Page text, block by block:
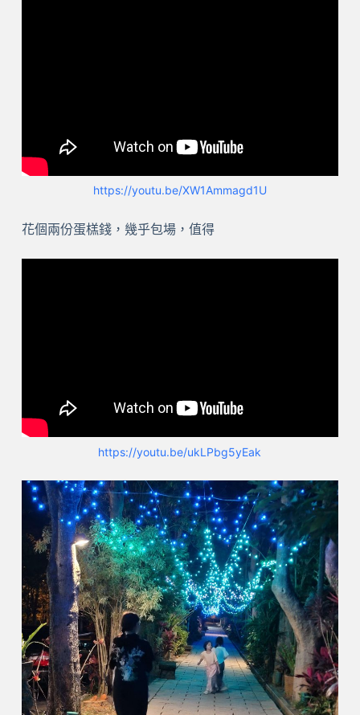
https://youtu.be/XW1Ammagd1U
花個兩份蛋榚錢，幾乎包場，值得
https://youtu.be/ukLPbg5yEak